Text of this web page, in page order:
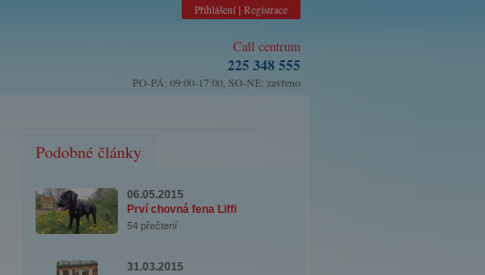
Přihlášení | Registrace
Call centrum
225 348 555
PO-PÁ: 09:00-17:00, SO-NE: zavřeno
Podobné články
06.05.2015
Prví chovná fena Liffi
54 přečtení
31.03.2015